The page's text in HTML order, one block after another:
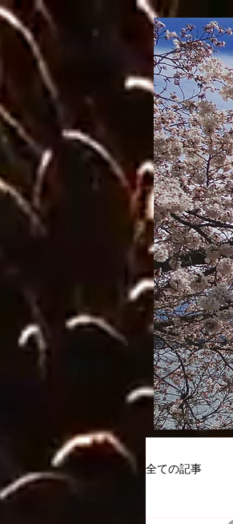
全ての記事